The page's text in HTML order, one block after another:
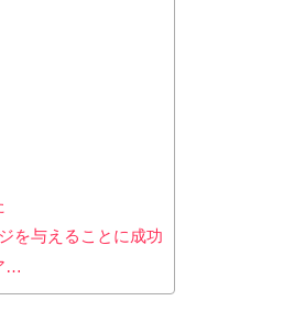
を与えることに成功
…